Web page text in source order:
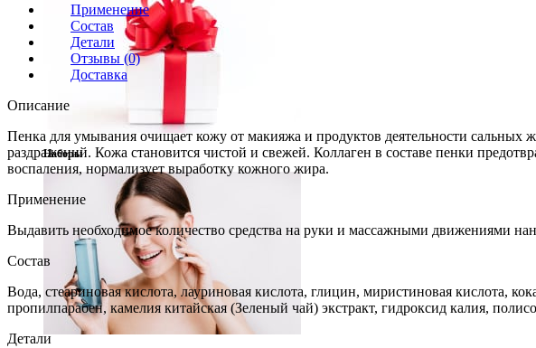
Наборы
Применение
Состав
Детали
Отзывы (0)
Доставка
Описание
Пенка для умывания очищает кожу от макияжа и продуктов деятельности
раздражений. Кожа становится чистой и свежей. Коллаген в составе пенки
воспаления, нормализует выработку кожного жира.
Применение
Выдавить необходимое количество средства на руки и массажными движениями
Состав
Вода, стеариновая кислота, лауриновая кислота, глицин, миристиновая кислота,
пропилпарабен, камелия китайская (Зеленый чай) экстракт, гидроксид калия,
Детали